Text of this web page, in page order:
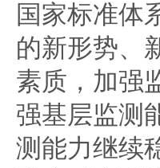
国家标准体
的新形势、
素质，加强
强基层监测
测能力继续